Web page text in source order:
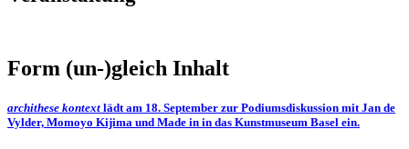
Form (un-)gleich Inhalt
archithese kontext lädt am 18. September zur Podiumsdiskussion mit Jan de
Vylder, Momoyo Kijima und Made in in das Kunstmuseum Basel ein.